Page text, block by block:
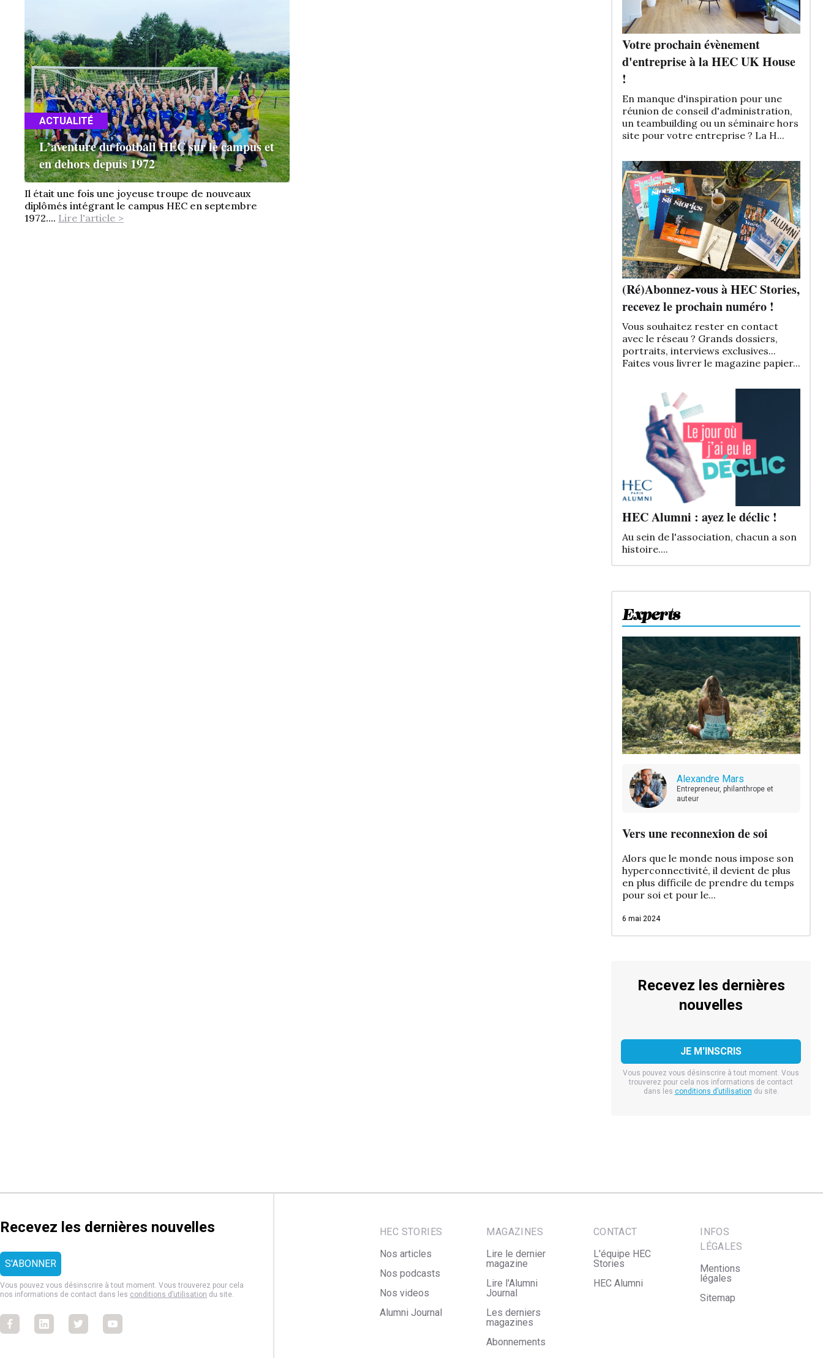
ACTUALITÉ
L’aventure du football HEC sur le campus et
en dehors depuis 1972
Il était une fois une joyeuse troupe de nouveaux
diplômés intégrant le campus HEC en septembre
1972.... Lire l'article >
Experts
Alexandre Mars
Entrepreneur, philanthrope et
auteur
Vers une reconnexion de soi
Alors que le monde nous impose son
hyperconnectivité, il devient de plus
en plus difficile de prendre du temps
pour soi et pour le...
6 mai 2024
Recevez les dernières
nouvelles
Vous pouvez vous désinscrire à tout moment. Vous
trouverez pour cela nos informations de contact
dans les conditions d’utilisation du site.
Votre prochain évènement
d'entreprise à la HEC UK House
!
En manque d'inspiration pour une
réunion de conseil d'administration,
un teambuilding ou un séminaire hors
site pour votre entreprise ? La H...
(Ré)Abonnez-vous à HEC Stories,
recevez le prochain numéro !
Vous souhaitez rester en contact
avec le réseau ? Grands dossiers,
portraits, interviews exclusives...
Faites vous livrer le magazine papier...
HEC Alumni : ayez le déclic !
Au sein de l'association, chacun a son
histoire....
Recevez les dernières nouvelles
Vous pouvez vous désinscrire à tout moment. Vous trouverez pour cela
nos informations de contact dans les conditions d’utilisation du site.
FacebookFacebookFacebookFacebook
HEC STORIES
Nos articles
Nos podcasts
Nos videos
Alumni Journal
MAGAZINES
Lire le dernier
magazine
Lire l'Alumni
Journal
Les derniers
magazines
Abonnements
CONTACT
L'équipe HEC
Stories
HEC Alumni
INFOS
LÉGALES
Mentions
légales
Sitemap